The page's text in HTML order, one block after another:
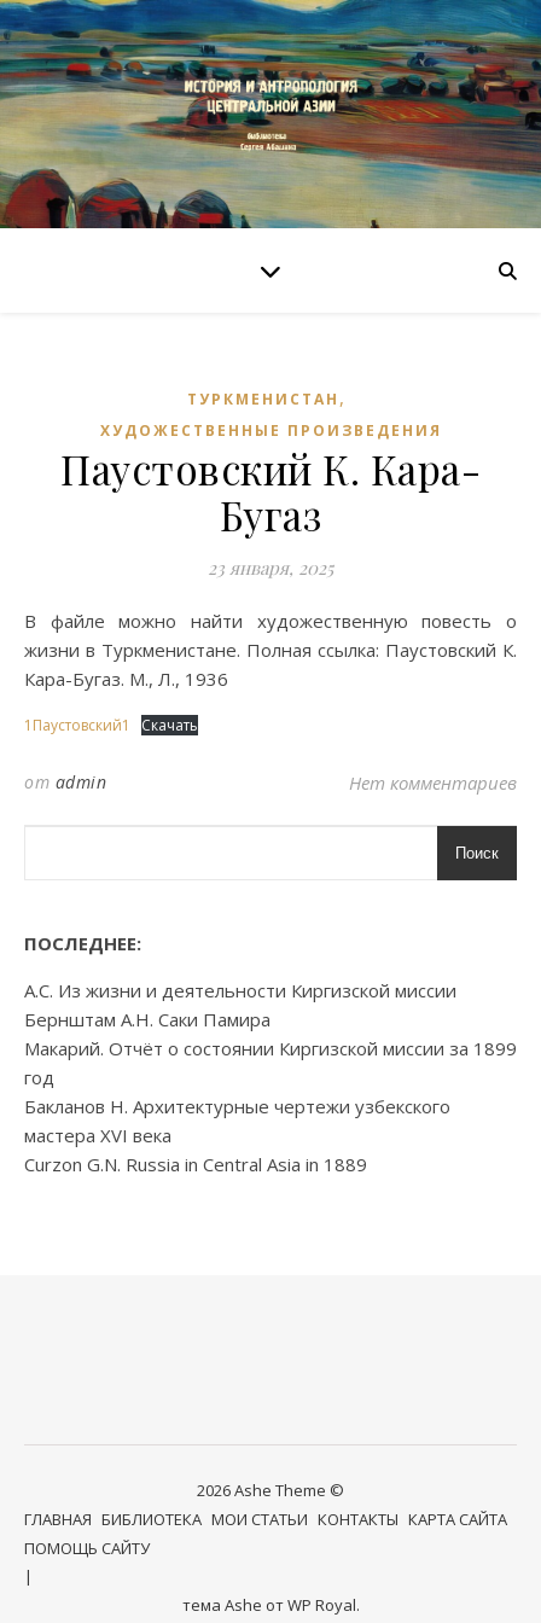
ТУРКМЕНИСТАН ,
ХУДОЖЕСТВЕННЫЕ ПРОИЗВЕДЕНИЯ
Паустовский К. Кара-
Бугаз
23 января, 2025
В файле можно найти художественную повесть о
жизни в Туркменистане. Полная ссылка: Паустовский К.
Кара-Бугаз. М., Л., 1936
1Паустовский1 Скачать
от admin Нет комментариев
Поиск
ПОСЛЕДНЕЕ:
А.С. Из жизни и деятельности Киргизской миссии
Бернштам А.Н. Саки Памира
Макарий. Отчёт о состоянии Киргизской миссии за 1899
год
Бакланов Н. Архитектурные чертежи узбекского
мастера XVI века
Curzon G.N. Russia in Central Asia in 1889
2026 Ashe Theme ©
ГЛАВНАЯ БИБЛИОТЕКА МОИ СТАТЬИ КОНТАКТЫ КАРТА САЙТА
ПОМОЩЬ САЙТУ
тема Ashe отWP Royal.